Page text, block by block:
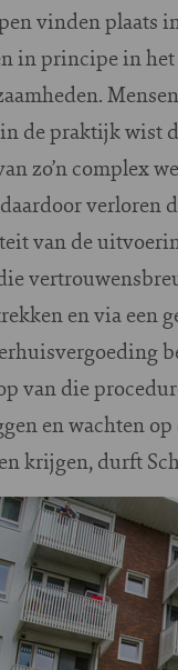
vinden plaats
in principe in het
de praktijk wist
zo’n complex
verloren
van de
en via een
van die
en wachten
krijgen, durft